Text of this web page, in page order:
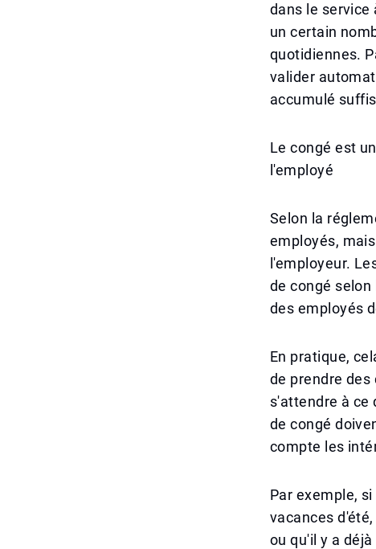
dans le service
un certain
quotidiennes.
valider
accumulé
Le congé est
l'employé
Selon la
employés,
l'employeur.
de congé
des employés
En pratique,
de prendre
s'attendre à ce
de congé
compte les
Par exemple,
vacances
ou qu'il y a